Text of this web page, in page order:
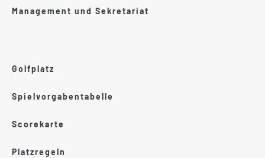
Management und Sekretariat
Golfplatz
Spielvorgabentabelle
Scorekarte
Platzregeln